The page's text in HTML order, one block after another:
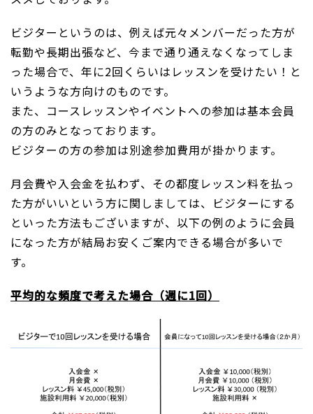
ビジターというのは、例えば元々メンバーだった方が
転勤や長期出張など、今まで通り通えなくなってしま
った場合で、年に2回くらいはレッスンを受けたい！と
いうような方向けのものです。
また、コースレッスンやイベントへの参加は基本会員
の方のみとなっております。
ビジターの方の参加は別途参加費用が掛かります。
月会費や入会金を払わず、その都度レッスン料を払っ
た方がいいという方に関しましては、ビジターにする
といった方法もございますが、以下の例のように会員
になった方が結局お安くご案内できる場合が多いで
す。
平均的な頻度で考えた場合（週に1回）